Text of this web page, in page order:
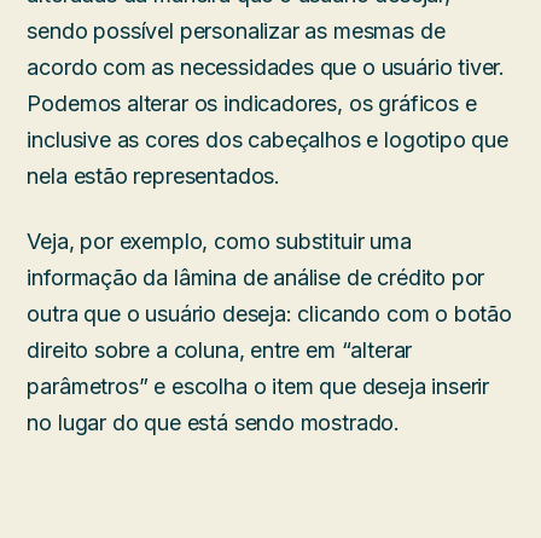
sendo possível personalizar as mesmas de
acordo com as necessidades que o usuário tiver.
Podemos alterar os indicadores, os gráficos e
inclusive as cores dos cabeçalhos e logotipo que
nela estão representados.
Veja, por exemplo, como substituir uma
informação da lâmina de análise de crédito por
outra que o usuário deseja: clicando com o botão
direito sobre a coluna, entre em “alterar
parâmetros” e escolha o item que deseja inserir
no lugar do que está sendo mostrado.